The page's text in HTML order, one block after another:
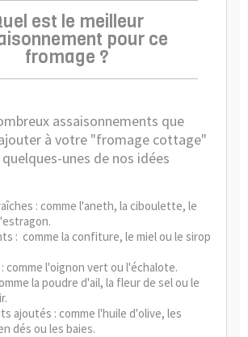
est le meilleur
pour ce
fromage ?
assaisonnements que
à votre "fromage cottage"
unes de nos idées
: comme l'aneth, la ciboulette, le
: comme la confiture, le miel ou le sirop
comme l'oignon vert ou l'échalote.
la poudre d'ail, la fleur de sel ou le
ajoutés : comme l'huile d'olive, les
dés ou les baies.